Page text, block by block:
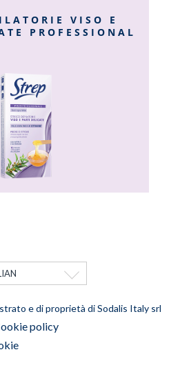
VISO E
PROFESSIONAL
MOSTRA ULTERIORI AZIONI
e di proprietà di Sodalis Italy srl
policy